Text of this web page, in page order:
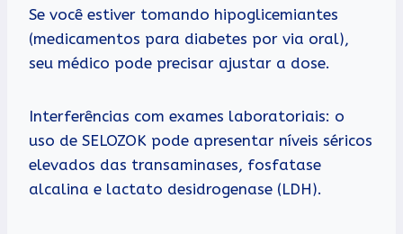
Se você estiver tomando hipoglicemiantes
(medicamentos para diabetes por via oral),
seu médico pode precisar ajustar a dose.
Interferências com exames laboratoriais: o
uso de SELOZOK pode apresentar níveis séricos
elevados das transaminases, fosfatase
alcalina e lactato desidrogenase (LDH).